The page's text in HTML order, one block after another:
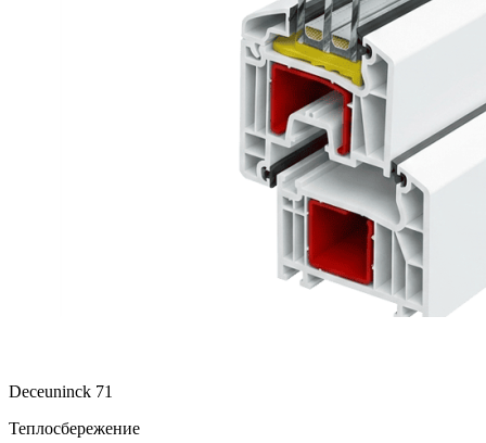
Deceuninck 71
Теплосбережение